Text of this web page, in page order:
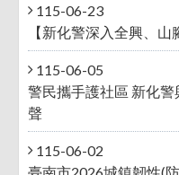
115-06-23
【新化警深入全興、山
115-06-05
警民攜手護社區 新化
聲
115-06-02